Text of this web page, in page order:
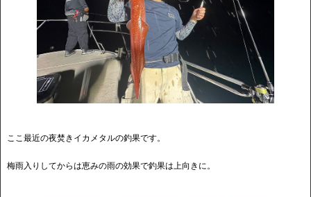
ここ最近の夜焚きイカメタルの釣果です。
梅雨入りしてからは恵みの雨の効果で釣果は上向きに。